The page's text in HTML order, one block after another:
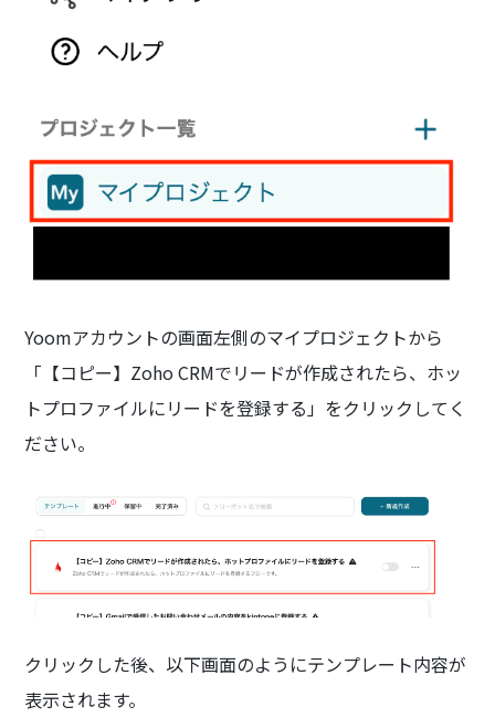
Yoomアカウントの画面左側のマイプロジェクトから
「【コピー】Zoho CRMでリードが作成されたら、ホッ
トプロファイルにリードを登録する」をクリックしてく
ださい。
クリックした後、以下画面のようにテンプレート内容が
表示されます。